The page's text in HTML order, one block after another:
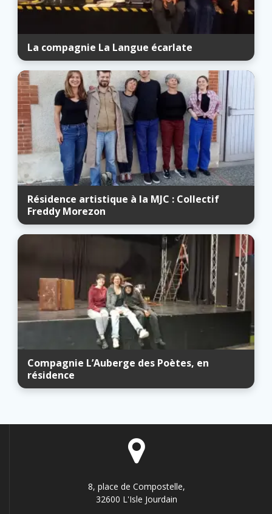
La compagnie La Langue écarlate
Résidence artistique à la MJC : Collectif
Freddy Morezon
Compagnie L’Auberge des Poètes, en
résidence
8, place de Compostelle,
32600 L'Isle Jourdain